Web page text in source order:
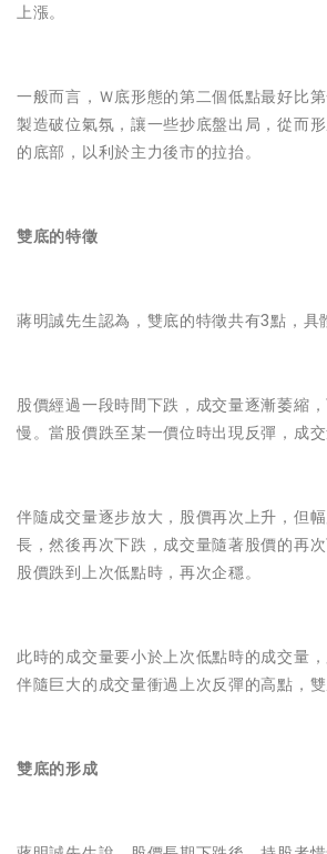
上漲。
一般而言，Ｗ底形態的第二個低點最好比
製造破位氣氛，讓一些抄底盤出局，從而
的底部，以利於主力後市的拉抬。
雙底的特徵
蔣明誠先生認為，雙底的特徵共有3點，具
股價經過一段時間下跌，成交量逐漸萎縮
慢。當股價跌至某一價位時出現反彈，成交
伴隨成交量逐步放大，股價再次上升，但
長，然後再次下跌，成交量隨著股價的再
股價跌到上次低點時，再次企穩。
此時的成交量要小於上次低點時的成交量
伴隨巨大的成交量衝過上次反彈的高點，雙
雙底的形成